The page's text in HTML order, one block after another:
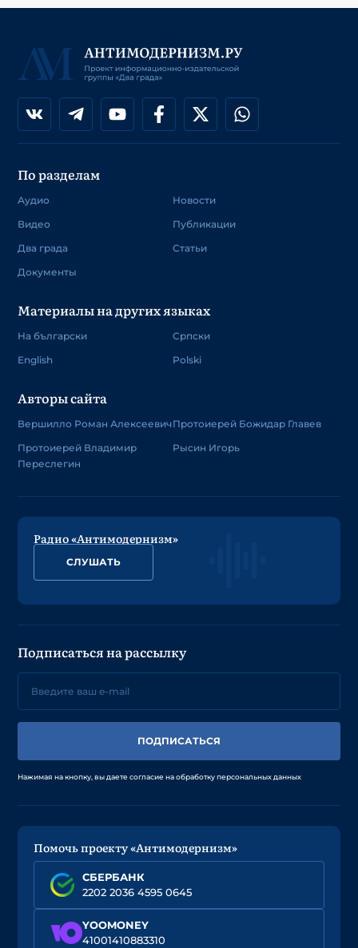
По разделам
Аудио
Видео
Два града
Документы
Новости
Публикации
Статьи
Материалы на других языках
На български
English
Српски
Polski
Авторы сайта
Вершилло Роман Алексеевич
Протоиерей Владимир
Переслегин
Протоиерей Божидар Главев
Рысин Игорь
Радио «Антимодернизм»
СЛУШАТЬ
Подписаться на рассылку
ПОДПИСАТЬСЯ
Нажимая на кнопку, вы даете согласие на обработку персональных данных
Помочь проекту «Антимодернизм»
СБЕРБАНК
2202 2036 4595 0645
YOOMONEY
41001410883310